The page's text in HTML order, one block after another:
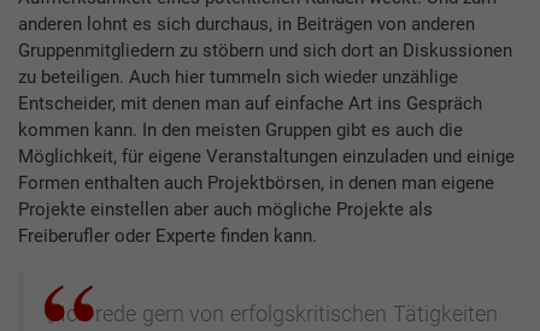
anderen lohnt es sich durchaus, in Beiträgen von anderen
Gruppenmitgliedern zu stöbern und sich dort an Diskussionen
zu beteiligen. Auch hier tummeln sich wieder unzählige
Entscheider, mit denen man auf einfache Art ins Gespräch
kommen kann. In den meisten Gruppen gibt es auch die
Möglichkeit, für eigene Veranstaltungen einzuladen und einige
Formen enthalten auch Projektbörsen, in denen man eigene
Projekte einstellen aber auch mögliche Projekte als
Freiberufler oder Experte finden kann.
„ Ich rede gern von erfolgskritischen Tätigkeiten